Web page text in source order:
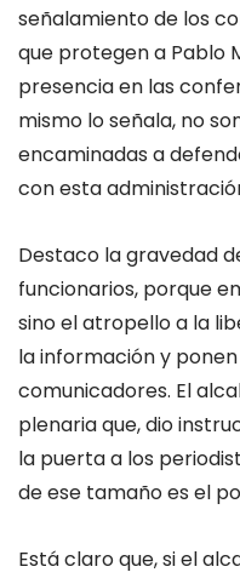
señalamiento de los
que protegen a Pablo
presencia en las
mismo lo señala, no
encaminadas a
con esta
Destaco la gravedad
funcionarios, porque
sino el atropello a la
la información y
comunicadores. El
plenaria que, dio
la puerta a los
de ese tamaño es el
Está claro que, si el